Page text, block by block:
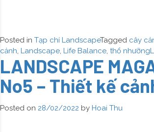
Posted in Tạp chí LandscapeTagged cây
cảnh, Landscape, Life Balance, thổ nhưỡng
LANDSCAPE
No5 – Thiết kế
Posted on 28/02/2022 by Hoai Thu